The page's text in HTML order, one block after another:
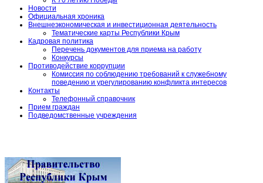
Новости
Официальная хроника
Внешнеэкономическая и инвестиционная деятельность
Тематические карты Республики Крым
Кадровая политика
Перечень документов для приема на работу
Конкурсы
Противодействие коррупции
Комиссия по соблюдению требований к служебному
поведению и урегулированию конфликта интересов
Контакты
Телефонный справочник
Прием граждан
Подведомственные учреждения